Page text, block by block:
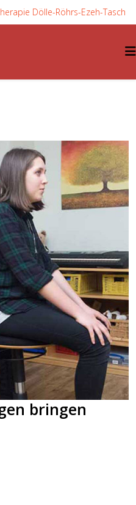
bringen